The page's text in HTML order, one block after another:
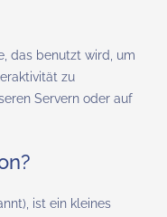
das benutzt wird, um
zu
Servern oder auf
ist ein kleines